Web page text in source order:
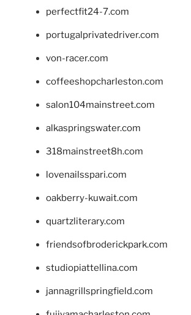
perfectfit24-7.com
portugalprivatedriver.com
von-racer.com
coffeeshopcharleston.com
salon104mainstreet.com
alkaspringswater.com
318mainstreet8h.com
lovenailsspari.com
oakberry-kuwait.com
quartzliterary.com
friendsofbroderickpark.com
studiopiattellina.com
jannagrillspringfield.com